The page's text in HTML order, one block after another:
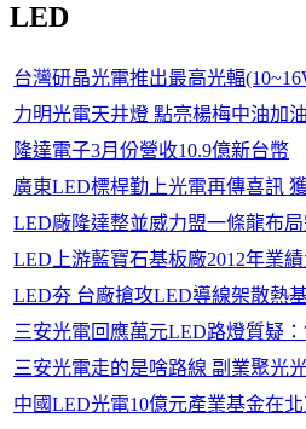
LED
台灣研晶光電推出最高光輻
力明光電天井燈 點亮楊梅中油加
隆達電子3月份營收10.9億新台幣
廣東LED標桿勤上光電再傳喜訊
LED廠隆達整並威力盟一條龍布
LED上游藍寶石基板廠2012年業
LED夯 台廠搶攻LED導線架散熱
三安光電回應萬元LED路燈質疑
三安光電走的是啥路線 副業聚光
中國LED光電10億元產業基金在